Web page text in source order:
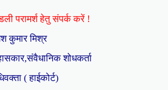
परामर्श हेतु संपर्क करें !
कुमार मिश्र
शोधकर्ता
( हाईकोर्ट)